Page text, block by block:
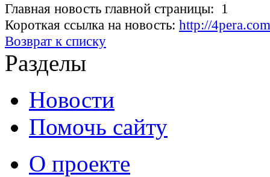
Главная новость главной страницы: 1
Короткая ссылка на новость: http://
Возврат к списку
Разделы
Новости
Помочь сайту
О проекте